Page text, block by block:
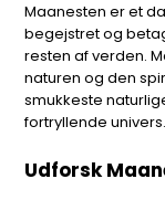
Maanesten er et
begejstret og
resten af verden.
naturen og den
smukkeste
fortryllende univers.
Udforsk